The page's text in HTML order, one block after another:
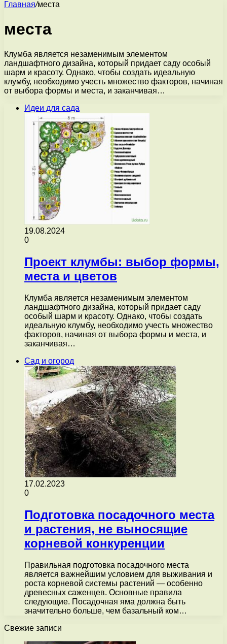
Главная/места
места
Клумба является незаменимым элементом
ландшафтного дизайна, который придает саду особый
шарм и красоту. Однако, чтобы создать идеальную
клумбу, необходимо учесть множество факторов, начиная
от выбора формы и места, и заканчивая…
Идеи для сада
19.08.2024
0
Проект клумбы: выбор формы,
места и цветов
Клумба является незаменимым элементом
ландшафтного дизайна, который придает саду
особый шарм и красоту. Однако, чтобы создать
идеальную клумбу, необходимо учесть множество
факторов, начиная от выбора формы и места, и
заканчивая…
Сад и огород
17.02.2023
0
Подготовка посадочного места
и растения, не выносящие
корневой конкуренции
Правильная подготовка посадочного места
является важнейшим условием для выживания и
роста корневой системы растений — особенно
древесных саженцев. Основные правила
следующие. Посадочная яма должна быть
значительно больше, чем базальный ком…
Свежие записи